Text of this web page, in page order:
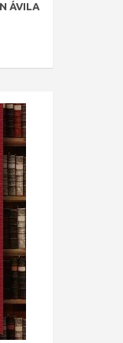
ÁVILA